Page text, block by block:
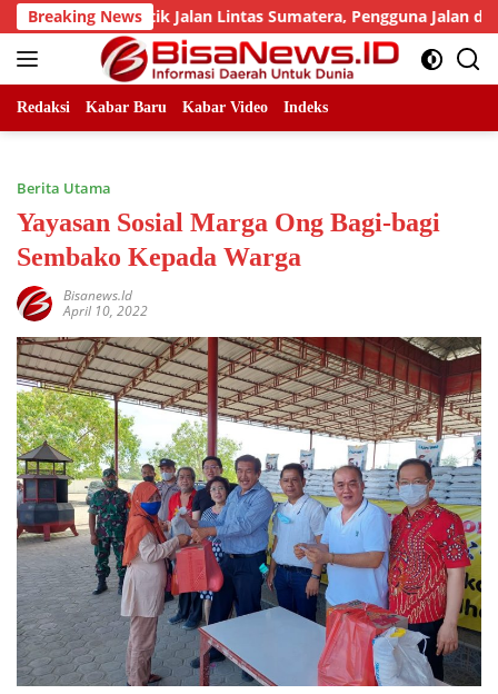
Skip
to
content
Breaking News
Titik Jalan Lintas Sumatera, Pengguna Jalan diimbau
Redaksi Kabar Baru Kabar Video Indeks
Berita Utama
Yayasan Sosial Marga Ong Bagi-bagi
Sembako Kepada Warga
Bisanews.id
April 10, 2022